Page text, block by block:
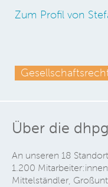
Zum Profil von
Über die dhpg
An unseren 18
1.200
Mittelständler,